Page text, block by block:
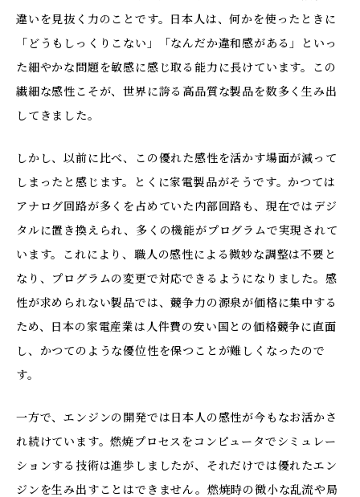
違いを見抜く力のことです。日本人は、何かを使ったときに
「どうもしっくりこない」「なんだか違和感がある」といっ
た細やかな問題を敏感に感じ取る能力に長けています。この
繊細な感性こそが、世界に誇る高品質な製品を数多く生み出
してきました。
しかし、以前に比べ、この優れた感性を活かす場面が減って
しまったと感じます。とくに家電製品がそうです。かつては
アナログ回路が多くを占めていた内部回路も、現在ではデジ
タルに置き換えられ、多くの機能がプログラムで実現されて
います。これにより、職人の感性による微妙な調整は不要と
なり、プログラムの変更で対応できるようになりました。感
性が求められない製品では、競争力の源泉が価格に集中する
ため、日本の家電産業は人件費の安い国との価格競争に直面
し、かつてのような優位性を保つことが難しくなったので
す。
一方で、エンジンの開発では日本人の感性が今もなお活かさ
れ続けています。燃焼プロセスをコンピュータでシミュレー
ションする技術は進歩しましたが、それだけでは優れたエン
ジンを生み出すことはできません。燃焼時の微小な乱流や局